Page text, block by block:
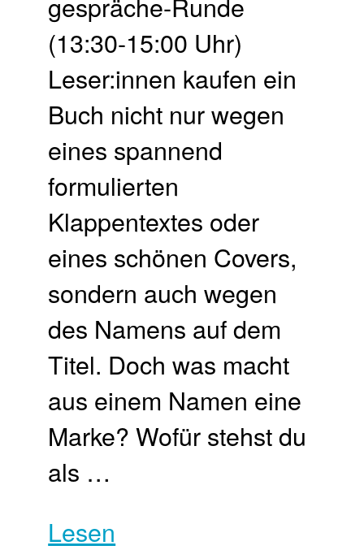
(13:30-15:00 Uhr)
Leser:innen kaufen ein
Buch nicht nur wegen
eines spannend
formulierten
Klappentextes oder
eines schönen Covers,
sondern auch wegen
des Namens auf dem
Titel. Doch was macht
aus einem Namen eine
Marke? Wofür stehst du
als …
Lesen